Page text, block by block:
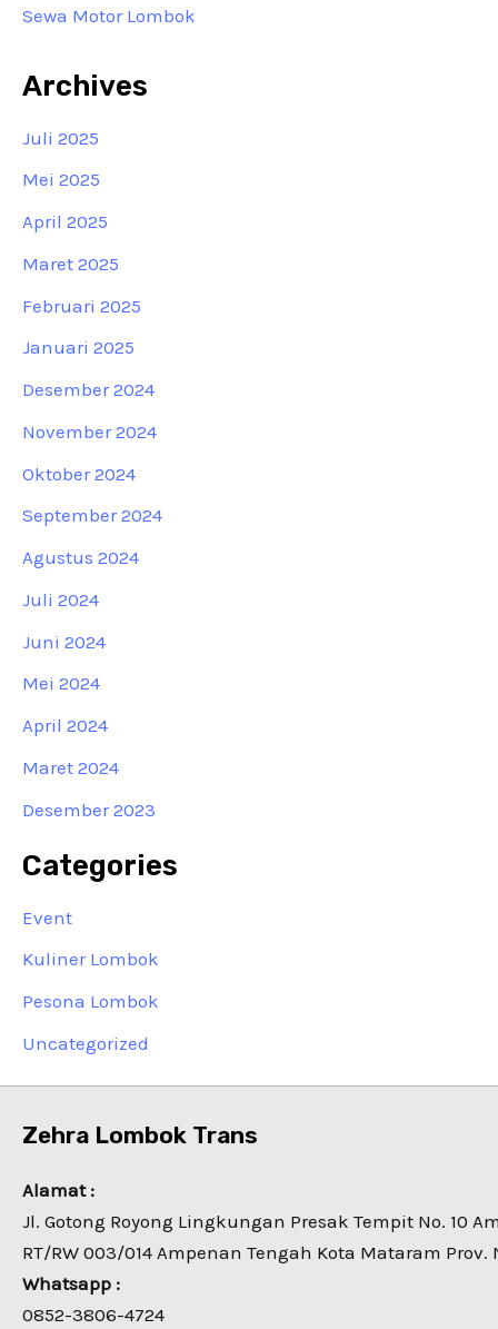
Sewa Motor Lombok
Archives
Juli 2025
Mei 2025
April 2025
Maret 2025
Februari 2025
Januari 2025
Desember 2024
November 2024
Oktober 2024
September 2024
Agustus 2024
Juli 2024
Juni 2024
Mei 2024
April 2024
Maret 2024
Desember 2023
Categories
Event
Kuliner Lombok
Pesona Lombok
Uncategorized
Zehra Lombok Trans
Alamat :
Jl. Gotong Royong Lingkungan Presak Tempit No. 10
RT/RW 003/014 Ampenan Tengah Kota Mataram Prov.
Whatsapp :
0852-3806-4724